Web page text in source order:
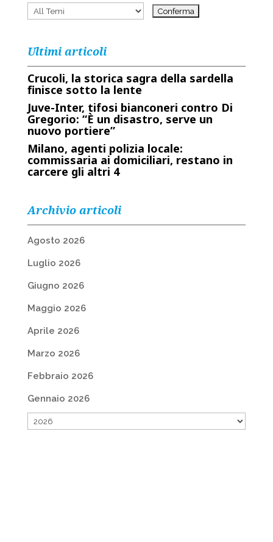
Ultimi articoli
Crucoli, la storica sagra della sardella
finisce sotto la lente
Juve-Inter, tifosi bianconeri contro Di
Gregorio: “È un disastro, serve un
nuovo portiere”
Milano, agenti polizia locale:
commissaria ai domiciliari, restano in
carcere gli altri 4
Archivio articoli
Agosto 2026
Luglio 2026
Giugno 2026
Maggio 2026
Aprile 2026
Marzo 2026
Febbraio 2026
Gennaio 2026